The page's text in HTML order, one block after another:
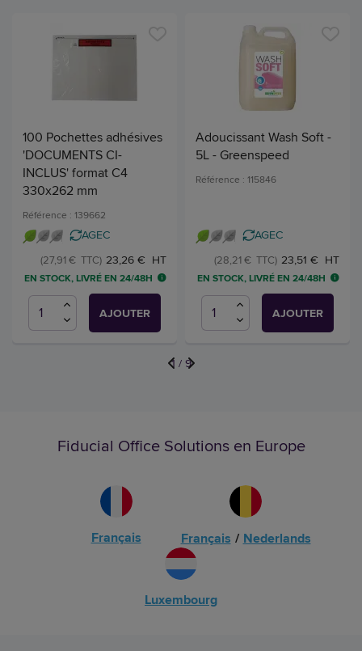
100 Pochettes adhésives
'DOCUMENTS CI-
INCLUS' format C4
330x262 mm
Référence : 139662
AGEC
23,26 € HT
(27,91 € TTC)
EN STOCK, LIVRÉ EN 24/48H
AJOUTER
Adoucissant Wash Soft -
5L - Greenspeed
Référence : 115846
AGEC
23,51 € HT
(28,21 € TTC)
EN STOCK, LIVRÉ EN 24/48H
AJOUTER
1 / 9
Fiducial Office Solutions en Europe
Français Français / Nederlands
Luxembourg